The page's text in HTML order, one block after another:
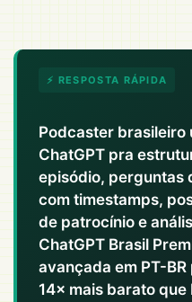
⚡ RESPOSTA RÁPIDA
Podcaster brasileiro
ChatGPT pra
episódio, perguntas
com timestamps,
de patrocínio e
ChatGPT Brasil
avançada em PT-
14× mais barato que